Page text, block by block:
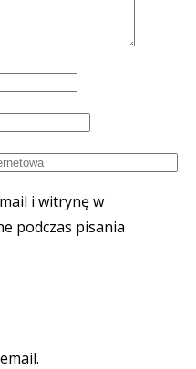
i witrynę w
podczas pisania